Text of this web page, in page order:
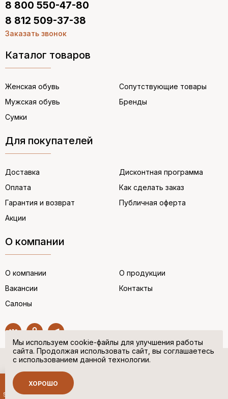
Каталог товаров
Женская обувь
Мужская обувь
Сумки
Сопутствующие товары
Бренды
Для покупателей
Доставка
Оплата
Гарантия и возврат
Акции
Дисконтная программа
Как сделать заказ
Публичная оферта
О компании
О компании
Вакансии
Салоны
О продукции
Контакты
8 800 550-47-80
8 812 509-37-38
Заказать звонок
© “НЕМЕЦКАЯ ОБУВЬ” 2017. Все права защищены.
Политика в отношении персональных данных
Сделано в
Мы используем cookie-файлы для улучшения работы
сайта. Продолжая использовать сайт, вы соглашаетесь
с использованием данной технологии.
ХОРОШО
500 руб.